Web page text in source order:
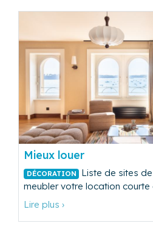
Mieux louer
DÉCORATION
Liste de sites
meubler votre location courte
Lire plus ›